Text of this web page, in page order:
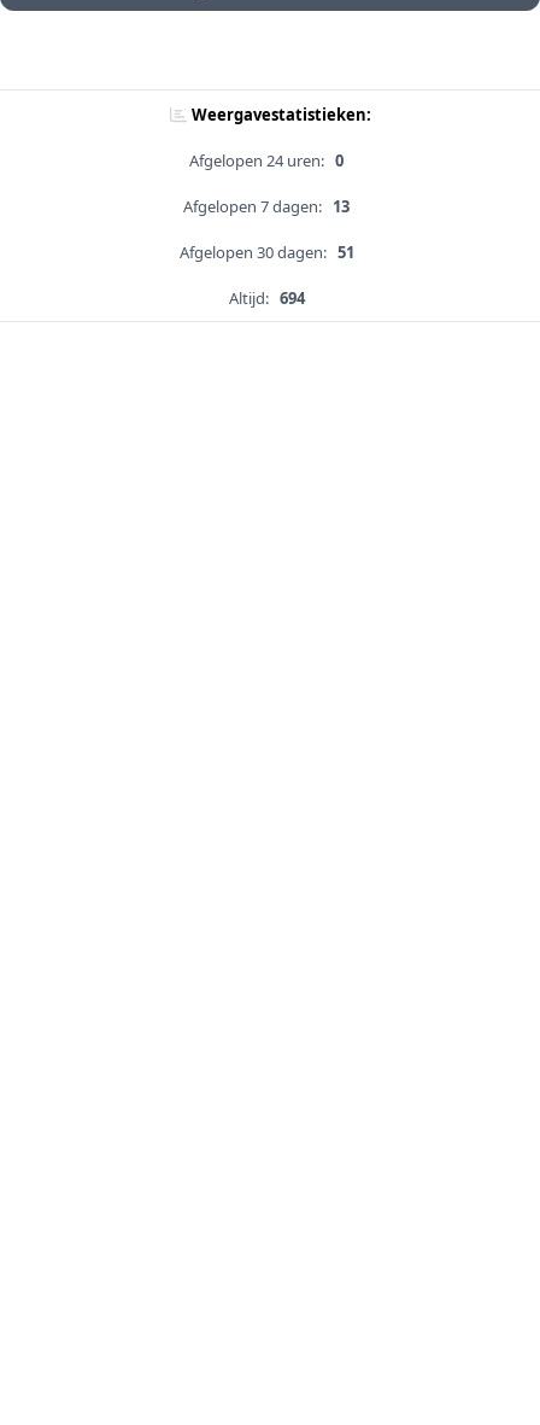
Weergavestatistieken:
Afgelopen 24 uren: 0
Afgelopen 7 dagen: 13
Afgelopen 30 dagen: 51
Altijd: 694